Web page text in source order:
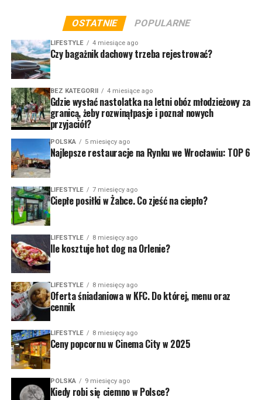
OSTATNIE POPULARNE
LIFESTYLE 4 miesiące ago
Czy bagażnik dachowy trzeba rejestrować?
BEZ KATEGORII 4 miesiące ago
Gdzie wysłać nastolatka na letni obóz młodzieżowy za
granicą, żeby rozwinąłpasje i poznał nowych
przyjaciół?
POLSKA 5 miesięcy ago
Najlepsze restauracje na Rynku we Wrocławiu: TOP 6
LIFESTYLE 7 miesięcy ago
Ciepłe posiłki w Żabce. Co zjeść na ciepło?
LIFESTYLE 8 miesięcy ago
Ile kosztuje hot dog na Orlenie?
LIFESTYLE 8 miesięcy ago
Oferta śniadaniowa w KFC. Do której, menu oraz
cennik
LIFESTYLE 8 miesięcy ago
Ceny popcornu w Cinema City w 2025
POLSKA 9 miesięcy ago
Kiedy robi się ciemno w Polsce?